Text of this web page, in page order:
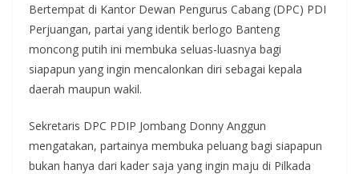
Bertempat di Kantor Dewan Pengurus Cabang (DPC) PDI
Perjuangan, partai yang identik berlogo Banteng
moncong putih ini membuka seluas-luasnya bagi
siapapun yang ingin mencalonkan diri sebagai kepala
daerah maupun wakil.
Sekretaris DPC PDIP Jombang Donny Anggun
mengatakan, partainya membuka peluang bagi siapapun
bukan hanya dari kader saja yang ingin maju di Pilkada